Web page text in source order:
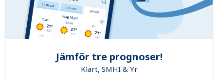
Jämför tre prognoser!
Klart, SMHI & Yr